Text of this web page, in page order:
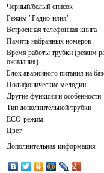
Черный/белый список
Режим "Радио-няня"
Встроенная телефонная книга
Память набранных номеров
Время работы трубки (режим
ожидания)
Блок аварийного питания на
Полифонические мелодии
Другие функции и особенности
Тип дополнительной трубки
ECO-режим
Цвет
Дополнительная информация